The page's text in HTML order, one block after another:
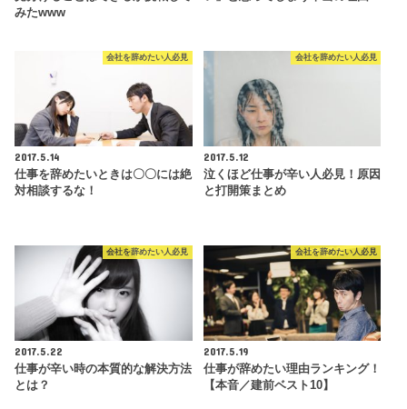
みたwww
会社を辞めたい人必見
2017.5.14
仕事を辞めたいときは〇〇には絶
対相談するな！
会社を辞めたい人必見
2017.5.12
泣くほど仕事が辛い人必見！原因
と打開策まとめ
会社を辞めたい人必見
2017.5.22
仕事が辛い時の本質的な解決方法
とは？
会社を辞めたい人必見
2017.5.19
仕事が辞めたい理由ランキング！
【本音／建前ベスト10】